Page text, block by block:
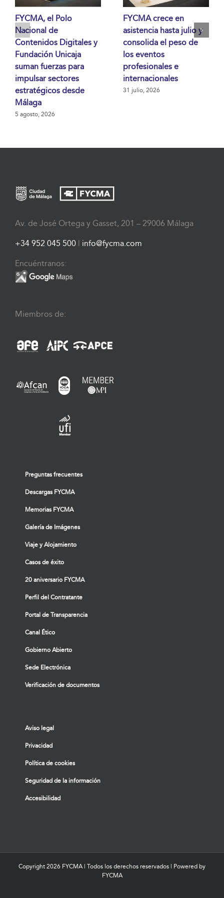
FYCMA, el Polo
Nacional de
Contenidos Digitales y
Fundación Unicaja
suman fuerzas para
impulsar sectores
estratégicos desde
Málaga
5 agosto, 2026
FYCMA crece en
asistencia hasta julio y
consolida el peso de
los eventos
profesionales e
internacionales
31 julio, 2026
Av. de José Ortega y Gasset, 201 – 29006 Málaga
+34 952 045 500 info@fycma.com
Encuéntranos:
Miembros de:
Preguntas frecuentes
Descargas FYCMA
Memorias FYCMA
Galería de Imágenes
Viaje y Alojamiento
Casos de éxito
20 aniversario FYCMA
Perfil del Contratante
Portal de Transparencia
Canal Ético
Gobierno Abierto
Sede Electrónica
Verificación de documentos
Aviso legal
Privacidad
Política de cookies
Seguridad de la información
Accesibilidad
Copyright 2026 FYCMA | Todos los derechos reservados | Powered by
FYCMA